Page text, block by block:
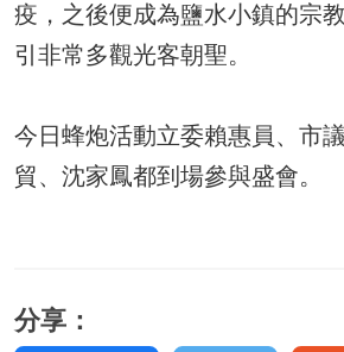
疫，之後便成為鹽水小鎮的宗
引非常多觀光客朝聖。
今日蜂炮活動立委賴惠員、市
貿、沈家鳳都到場參與盛會。
分享：